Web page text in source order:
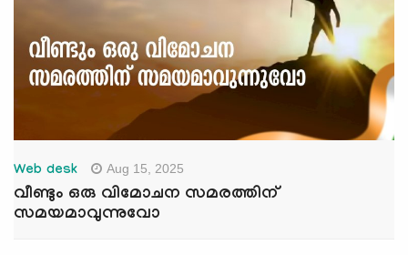
Web desk Aug 15, 2025
വീണ്ടും ഒരു വിമോചന സമരത്തിന്
സമയമാവുന്നുവോ